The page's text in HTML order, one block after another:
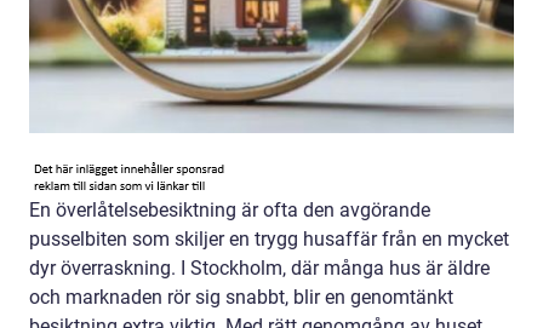
En överlåtelsebesiktning är ofta den avgörande
pusselbiten som skiljer en trygg husaffär från en mycket
dyr överraskning. I Stockholm, där många hus är äldre
och marknaden rör sig snabbt, blir en genomtänkt